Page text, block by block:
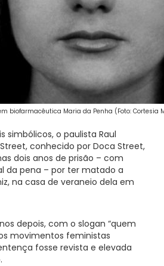
biofarmacêutica Maria da Penha (Foto: Cortesia
simbólicos, o paulista Raul
conhecido por Doca Street,
dois anos de prisão – com
da pena – por ter matado a
na casa de veraneio dela em
depois, com o slogan “quem
movimentos feministas
fosse revista e elevada